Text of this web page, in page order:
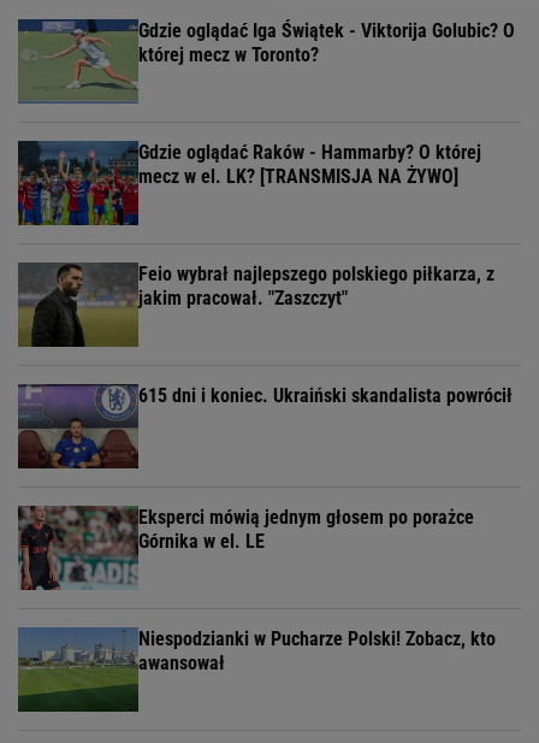
Gdzie oglądać Iga Świątek - Viktorija Golubic? O
której mecz w Toronto?
Gdzie oglądać Raków - Hammarby? O której
mecz w el. LK? [TRANSMISJA NA ŻYWO]
Feio wybrał najlepszego polskiego piłkarza, z
jakim pracował. "Zaszczyt"
615 dni i koniec. Ukraiński skandalista powrócił
Eksperci mówią jednym głosem po porażce
Górnika w el. LE
Niespodzianki w Pucharze Polski! Zobacz, kto
awansował